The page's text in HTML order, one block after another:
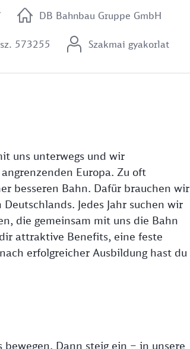
DB Bahnbau Gruppe GmbH
573255 Szakmai gyakorlat
uns unterwegs und wir
Europa. Zu oft
besseren Bahn. Dafür brauchen wir
Jedes Jahr suchen wir
die gemeinsam mit uns die Bahn
attraktive Benefits, eine feste
erfolgreicher Ausbildung hast du
Dann steig ein – in unsere